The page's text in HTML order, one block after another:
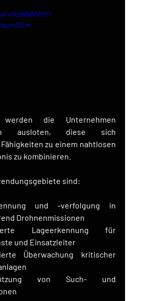
v6tzW68fVSY?
werden die Unternehmen
ausloten, diese sich
zu einem nahtlosen
zu kombinieren.
sind:
und -verfolgung in
Drohnenmissionen
Lageerkennung für
und Einsatzleiter
Überwachung kritischer
von Such- und